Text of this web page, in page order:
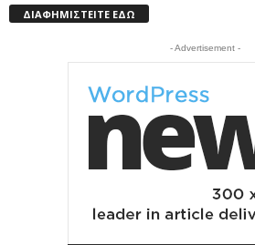
ΔΙΑΦΗΜΙΣΤΕΙΤΕ ΕΔΩ
- Advertisement -